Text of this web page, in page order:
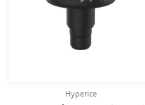
Hyperice